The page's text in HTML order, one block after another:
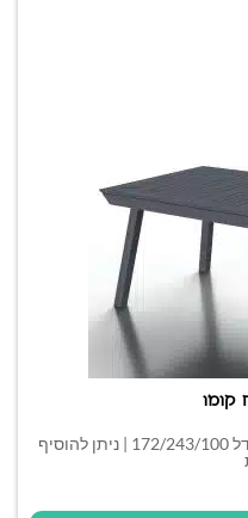
קומו
עשוי מאלומיניום| זמין ב3 צבעים | גודל 172/243/100 | ניתן להוסיף